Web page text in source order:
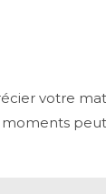
votre